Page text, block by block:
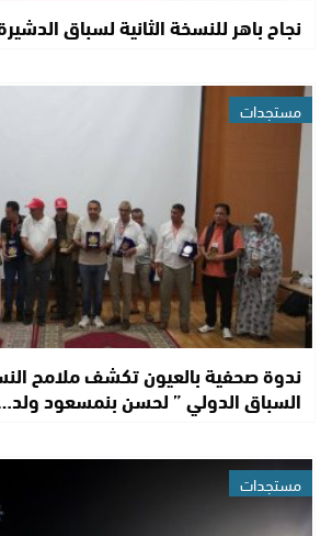
نجاح باهر للنسخة الثانية لسباق
مستجدات
ندوة صحفية بالعيون تكشف ملامح
السباق الدولي ” لحسن بنمسعود
مستجدات